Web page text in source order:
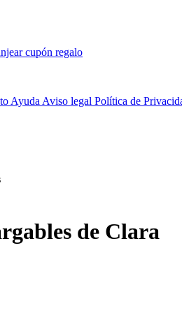
cupón regalo
Ayuda Aviso legal Política de
de Clara